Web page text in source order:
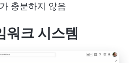
충분하지 않음
워크 시스템